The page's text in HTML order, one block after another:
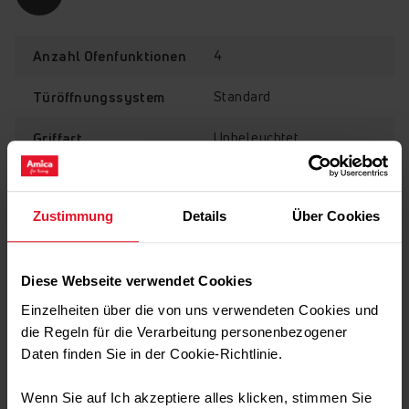
Zustimmung Details Über Cookies
Diese Webseite verwendet Cookies
Einzelheiten über die von uns verwendeten Cookies und
die Regeln für die Verarbeitung personenbezogener
Daten finden Sie in der Cookie-Richtlinie.
Wenn Sie auf Ich akzeptiere alles klicken, stimmen Sie
A-Energieeffizienz
Mit der Energieeffizienzklasse A wird ein geringer
backen, wie viel wir mögen – wir sparen Geld zum Wohle
der Umwelt!
Anzahl Ofenfunktionen 4
Türöffnungssystem Standard
Griffart Unbeleuchtet
Ausstattung